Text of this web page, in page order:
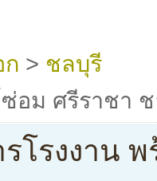
> ชลบุรี
อม ศรีราชา
โรงงาน